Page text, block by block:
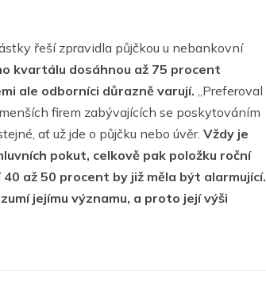
řeší zpravidla půjčkou u nebankovní
kvartálu dosáhnou až 75 procent
ale odborníci důrazně varují. „Preferoval
firem zabývajících se poskytováním
ať už jde o půjčku nebo úvěr. Vždy je
pokut, celkově pak položku roční
až 50 procent by již měla být alarmující.
jejímu významu, a proto její výši